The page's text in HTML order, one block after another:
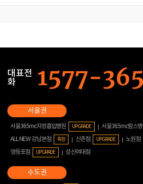
대표전
화
서울365mc지방흡입병원 UPGRADE 서울365mc람스병
ALL NEW 강남본점 확장 신촌점 UPGRADE 노원점
영등포점
UPGRADE 성신여대점